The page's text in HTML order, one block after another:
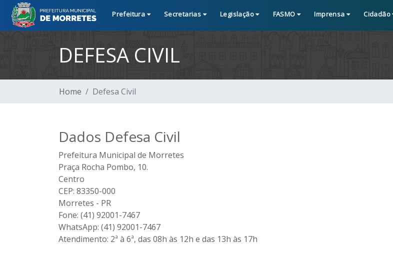
Prefeitura Secretarias Legislação FASMO Imprensa Cidadão
DEFESA CIVIL
Home Defesa Civil
Dados Defesa Civil
Prefeitura Municipal de Morretes
Praça Rocha Pombo, 10.
Centro
CEP: 83350-000
Morretes - PR
Fone: (41) 92001-7467
WhatsApp: (41) 92001-7467
Atendimento: 2ª à 6ª, das 08h às 12h e das 13h às 17h